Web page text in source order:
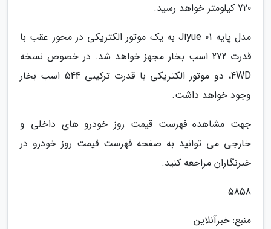
720 کیلومتر خواهد رسید.
مدل پایه Jiyue 01 به یک موتور الکتریکی در محور عقب با
قدرت 272 اسب بخار مجهز خواهد شد. در خصوص نسخه
4WD، دو موتور الکتریکی با قدرت ترکیبی 544 اسب بخار
وجود خواهد داشت.
جهت مشاهده فهرست قیمت روز خودرو های داخلی و
خارجی می توانید به صفحه فهرست قیمت روز خودرو در
خبرنگاران مراجعه کنید.
5858
منبع: خبرآنلاین